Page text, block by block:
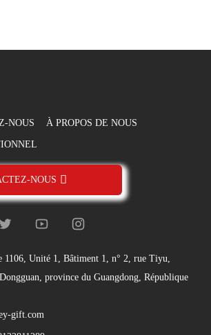
NOUS À PROPOS DE NOUS
NOUS
1106, Unité 1, Bâtiment 1, n° 2, rue Tiyu,
province du Guangdong, République
gift.com